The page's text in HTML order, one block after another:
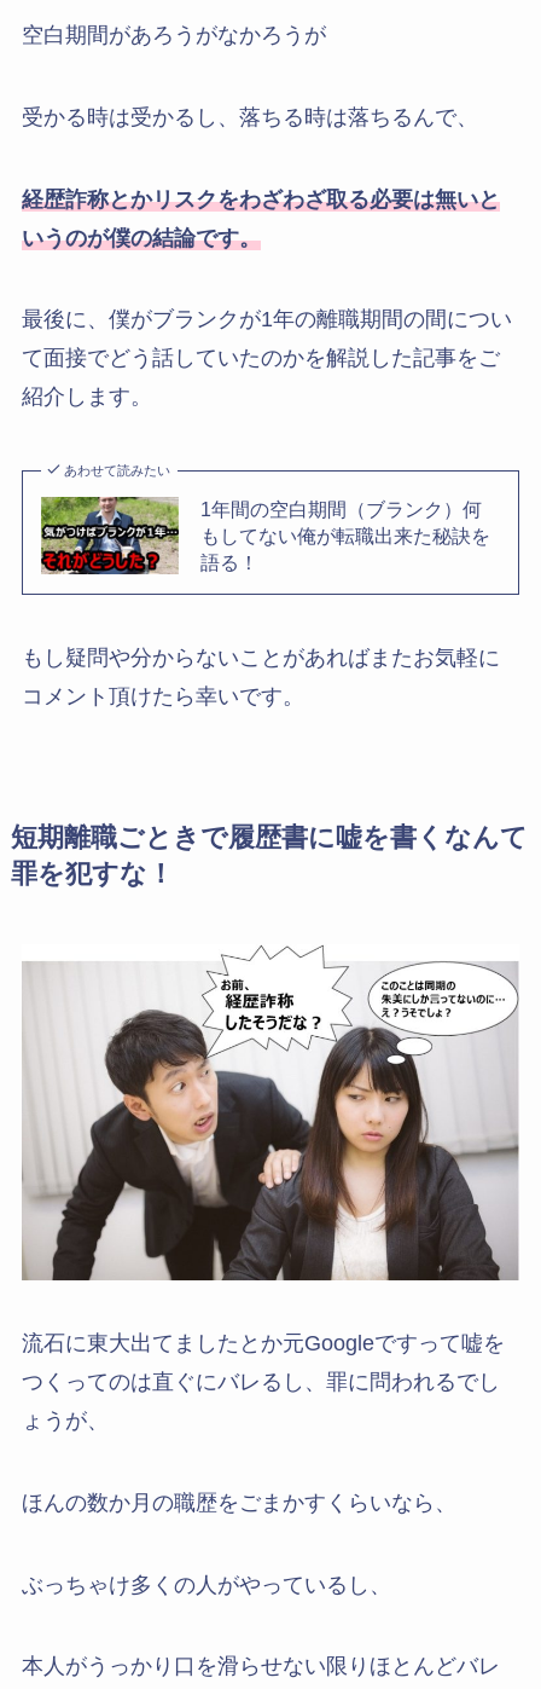
空白期間があろうがなかろうが
受かる時は受かるし、落ちる時は落ちるんで、
経歴詐称とかリスクをわざわざ取る必要は無いと
いうのが僕の結論です。
最後に、僕がブランクが1年の離職期間の間につい
て面接でどう話していたのかを解説した記事をご
紹介します。
あわせて読みたい
1年間の空白期間（ブランク）何
もしてない俺が転職出来た秘訣を
語る！
もし疑問や分からないことがあればまたお気軽に
コメント頂けたら幸いです。
短期離職ごときで履歴書に嘘を書くなんて
罪を犯すな！
流石に東大出てましたとか元Googleですって嘘を
つくってのは直ぐにバレるし、罪に問われるでし
ょうが、
ほんの数か月の職歴をごまかすくらいなら、
ぶっちゃけ多くの人がやっているし、
本人がうっかり口を滑らせない限りほとんどバレ